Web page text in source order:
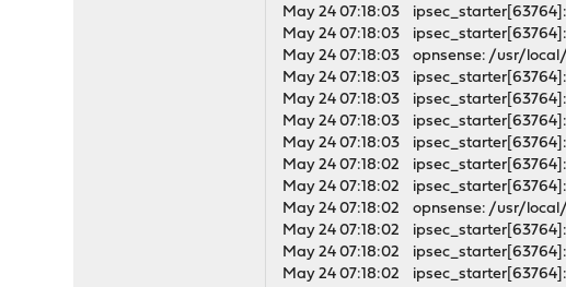
May 24 07:18:03 ipsec_starter[63764]:
May 24 07:18:03 ipsec_starter[63764]:
May 24 07:18:03 opnsense: /usr/
May 24 07:18:03 ipsec_starter[63764]:
May 24 07:18:03
May 24 07:18:03 ipsec_starter[63764]:
May 24 07:18:03
May 24 07:18:02 ipsec_starter[63764]:
May 24 07:18:02 ipsec_starter[63764]:
May 24 07:18:02 opnsense: /usr/
May 24 07:18:02 ipsec_starter[63764]:
May 24 07:18:02
May 24 07:18:02 ipsec_starter[63764]: